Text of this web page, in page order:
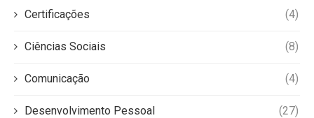
Certificações (4)
Ciências Sociais (8)
Comunicação (4)
Desenvolvimento Pessoal (27)